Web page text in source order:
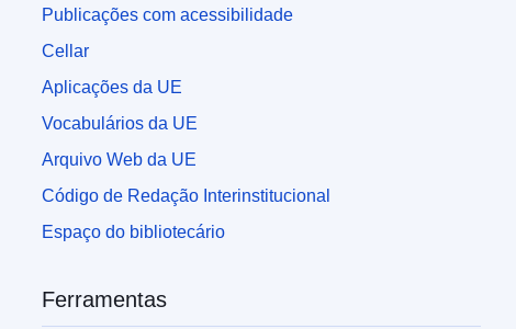
Publicações com acessibilidade
Cellar
Aplicações da UE
Vocabulários da UE
Arquivo Web da UE
Código de Redação Interinstitucional
Espaço do bibliotecário
Ferramentas